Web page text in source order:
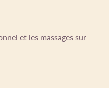
et les massages sur